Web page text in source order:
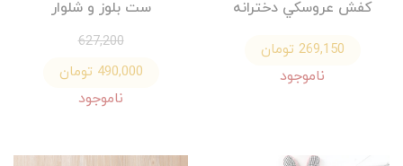
كفش عروسكي دخترانه
269,150 تومان
ناموجود
ست بلوز و شلوار
627,200
490,000 تومان
ناموجود